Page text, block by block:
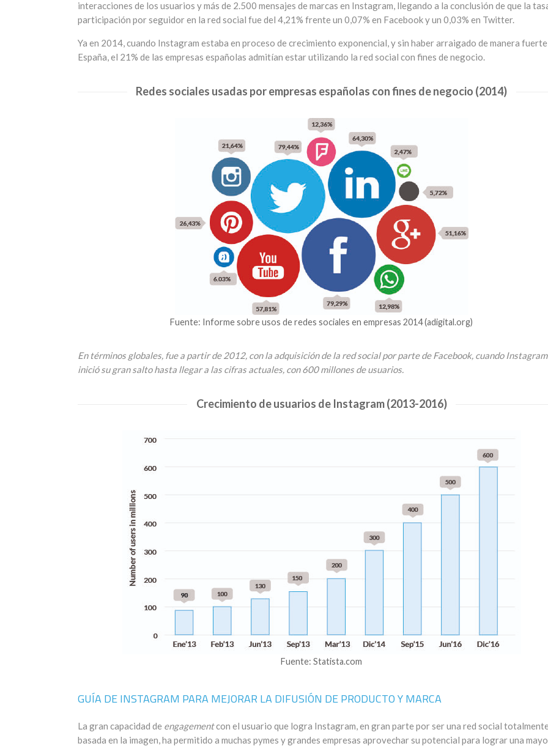
interacciones de los usuarios y más de 2.500 mensajes de marcas en Instagram, llegando a la conclusión de que la
participación por seguidor en la red social fue del 4,21% frente un 0,07% en Facebook y un 0,03% en Twitter.
Ya en 2014, cuando Instagram estaba en proceso de crecimiento exponencial, y sin haber arraigado de manera
España, el 21% de las empresas españolas admitían estar utilizando la red social con fines de negocio.
Redes sociales usadas por empresas españolas con fines de negocio (2014)
Fuente: Informe sobre usos de redes sociales en empresas 2014 (adigital.org)
En términos globales, fue a partir de 2012, con la adquisición de la red social por parte de Facebook, cuando Instagram
inició su gran salto hasta llegar a las cifras actuales, con 600 millones de usuarios.
Crecimiento de usuarios de Instagram (2013-2016)
Fuente: Statista.com
GUÍA DE INSTAGRAM PARA MEJORAR LA DIFUSIÓN DE PRODUCTO Y MARCA
La gran capacidad de engagementcon el usuario que logra Instagram, en gran parte por ser una red social
basada en la imagen, ha permitido a muchas pymes y grandes empresas aprovechar su potencial para lograr una